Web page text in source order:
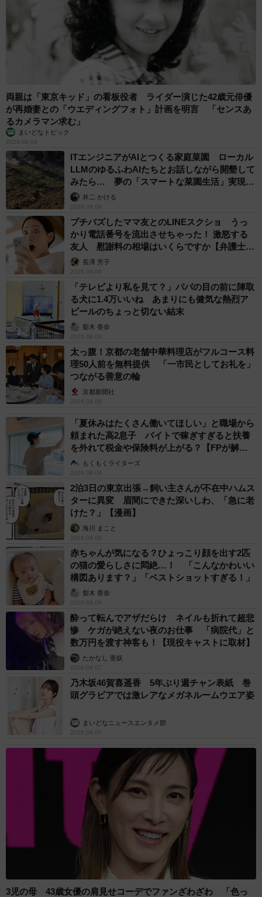
両親は「東京キッド」の看板役者 ライダー演じた42歳元俳優
が再婚妻との「ウエディングフォト」計画を明言 「センスあ
るカメラマン求む」
まいどなトピック
2026.08.08
ITエンジニアがAIとつくる家庭菜園 ローカル
LLMのゆるふわAIたちとお話しながら開墾して
みたら… 夢の「スマートな菜園生活」実現な
るか井二 かける
2026.08.08
プチバズしたママ友とのLINEスクショ うっ
かり電話番号を流出させちゃった！ 激怒する
友人 慰謝料の相場はいくらですか【弁護士が
解説】長澤 芳子
2026.08.08
「テレビより私を見て？」パパの目の前に陣取
る犬に1.4万いいね あまりにも健気な熱烈ア
ピールのちょっと切ない結末
梨木 香奈
2026.08.08
太っ腹！京都の老舗中華料理店がフルコース料
理50人前を無料提供 「一市民としてお礼を」
つながる善意の輪
京都新聞社
2026.08.08
「夏休みはたくさん働いてほしい」と職場から
頼まれた高2息子 バイトで稼ぎすぎると扶養
を外れて税金や保険料が上がる？【FPが解
説】もくもくライターズ
2026.08.08
2泊3日の東京出張→飼い主さんが不在中ハムス
ターに異変 眉間にできた深いしわ、「急に老
けた？」【漫画】
海川 まこと
2026.08.08
赤ちゃんが気になる？ひょっこり顔を出す2匹
の猫の愛らしさに悶絶…！ 「こんなかわいい
構図あります？」「ベストショットすぎる！」
梨木 香奈
2026.08.08
酔って転んでアザだらけ ネイルも折れて超悲
惨 ケガが絶えない夜のお仕事 「病院代」と
数万円を渡す神客も！【現役キャストに取材】
たかなし 亜妖
2026.08.07
乃木坂46賀喜遥香 5年ぶり週チャン表紙 巻
頭グラビアでは激レアなメガネルームウエア姿
まいどなニュースエンタメ部
2026.08.07
3児の母 43歳女優の肩見せコーデでファンざわざわ 「色っ